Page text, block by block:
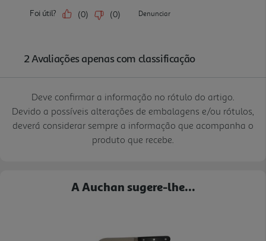
Deve confirmar a informação no rótulo do artigo.
Devido a possíveis alterações de embalagens e/ou rótulos,
deverá considerar sempre a informação que acompanha o
produto que recebe.
A Auchan sugere-lhe...